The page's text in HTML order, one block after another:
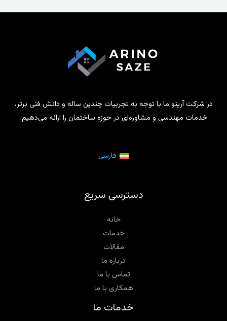
در شرکت آرینو ما با توجه به تجربیات چندین ساله و دانش فنی برتر،
خدمات مهندسی و مشاوره‌ای در حوزه ساختمان را ارائه می‌دهیم.
فارسی
دسترسی سریع
خانه
خدمات
مقالات
درباره ما
تماس با ما
همکاری با ما
خدمات ما